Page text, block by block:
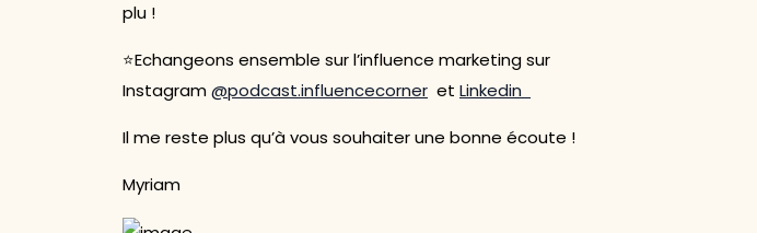
plu !
⭐Echangeons ensemble sur l’influence marketing sur
Instagram@podcast.influencecorner et Linkedin
Il me reste plus qu’à vous souhaiter une bonne écoute !
Myriam